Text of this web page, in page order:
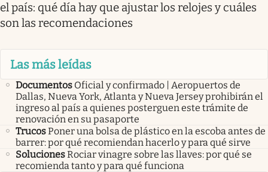
el país: qué día hay que ajustar los relojes y cuáles
son las recomendaciones
Las más leídas
Documentos Oficial y confirmado | Aeropuertos de
Dallas, Nueva York, Atlanta y Nueva Jersey prohibirán el
ingreso al país a quienes posterguen este trámite de
renovación en su pasaporte
TrucosPoner una bolsa de plástico en la escoba antes de
barrer: por qué recomiendan hacerlo y para qué sirve
SolucionesRociar vinagre sobre las llaves: por qué se
recomienda tanto y para qué funciona